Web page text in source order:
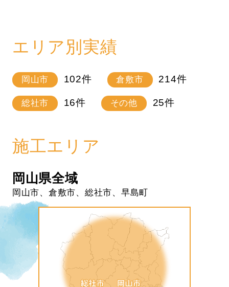
エリア別実績
岡山市 102件 倉敷市 214件
総社市 16件 その他 25件
施工エリア
岡山県全域
岡山市、倉敷市、総社市、早島町